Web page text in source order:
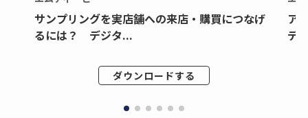
サンプリングを実店舗への来店・購買につなげ
るには？ デジタ...
ダウンロードする
ア
デ